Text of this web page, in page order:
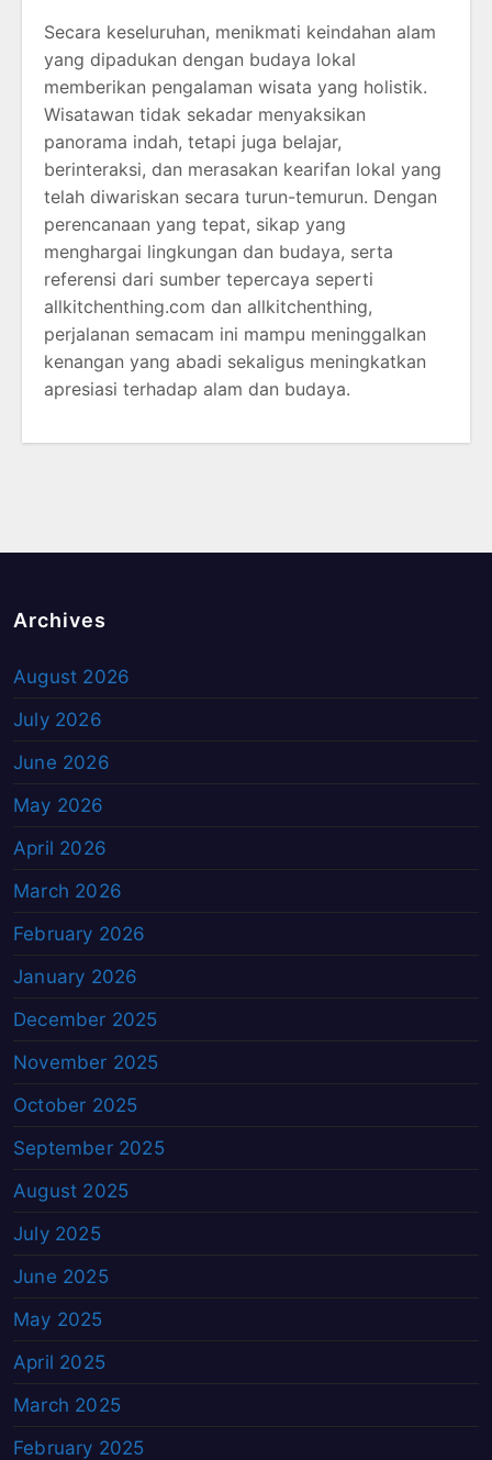
Secara keseluruhan, menikmati keindahan alam
yang dipadukan dengan budaya lokal
memberikan pengalaman wisata yang holistik.
Wisatawan tidak sekadar menyaksikan
panorama indah, tetapi juga belajar,
berinteraksi, dan merasakan kearifan lokal yang
telah diwariskan secara turun-temurun. Dengan
perencanaan yang tepat, sikap yang
menghargai lingkungan dan budaya, serta
referensi dari sumber tepercaya seperti
allkitchenthing.com dan allkitchenthing,
perjalanan semacam ini mampu meninggalkan
kenangan yang abadi sekaligus meningkatkan
apresiasi terhadap alam dan budaya.
Archives
August 2026
July 2026
June 2026
May 2026
April 2026
March 2026
February 2026
January 2026
December 2025
November 2025
October 2025
September 2025
August 2025
July 2025
June 2025
May 2025
April 2025
March 2025
February 2025